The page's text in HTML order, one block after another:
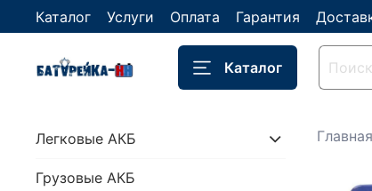
Каталог Услуги Оплата Гарантия
Каталог
Главная
Легковые АКБ
Грузовые АКБ